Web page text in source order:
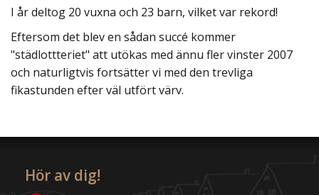
I år deltog 20 vuxna och 23 barn, vilket var rekord!
Eftersom det blev en sådan succé kommer
"städlottteriet" att utökas med ännu fler vinster 2007
och naturligtvis fortsätter vi med den trevliga
fikastunden efter väl utfört värv.
Hör av dig!